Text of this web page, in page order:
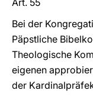
Art. 55
Bei der
Päpstliche
Theologische
eigenen
der